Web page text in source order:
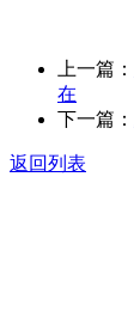
上一篇：
在
下一篇：
返回列表